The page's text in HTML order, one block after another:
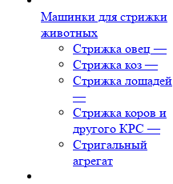
Машинки для стрижки
животных
Стрижка овец —
Стрижка коз —
Стрижка лошадей
—
Стрижка коров и
другого КРС —
Стригальный
агрегат